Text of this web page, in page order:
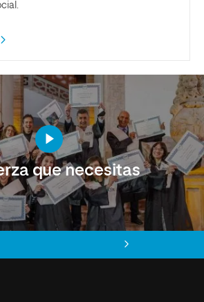
que necesitas